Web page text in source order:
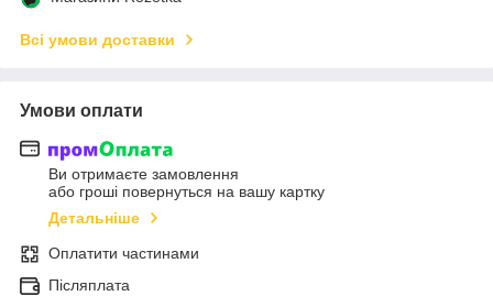
Всі умови доставки
Умови оплати
Ви отримаєте замовлення
або гроші повернуться на вашу картку
Детальніше
Оплатити частинами
Післяплата